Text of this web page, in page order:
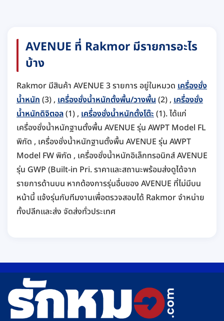
options
may
chosen
on
the
product
page
AVENUE ที่ Rakmor มีรายการอะไร
บ้าง
Rakmor มีสินค้า AVENUE 3 รายการ อยู่ในหมวด เครื่องชั่ง
น้ำหนัก(3) , เครื่องชั่งน้ำหนักตั้งพื้น/วางพื้น(2) , เครื่องชั่ง
น้ำหนักดิจิตอล(1) , เครื่องชั่งน้ำหนักตั้งโต๊ะ(1). ได้แก่
เครื่องชั่งน้ำหนักฐานตั้งพื้น AVENUE รุ่น AWPT Model FL
พิกัด , เครื่องชั่งน้ำหนักฐานตั้งพื้น AVENUE รุ่น AWPT
Model FW พิกัด , เครื่องชั่งน้ำหนักอิเล็กทรอนิกส์ AVENUE
รุ่น GWP (Built-in Pri. ราคาและสถานะพร้อมส่งดูได้จาก
รายการด้านบน หากต้องการรุ่นอื่นของ AVENUE ที่ไม่มีบน
หน้านี้ แจ้งรุ่นกับทีมงานเพื่อตรวจสอบได้ Rakmor จำหน่าย
ทั้งปลีกและส่ง จัดส่งทั่วประเทศ